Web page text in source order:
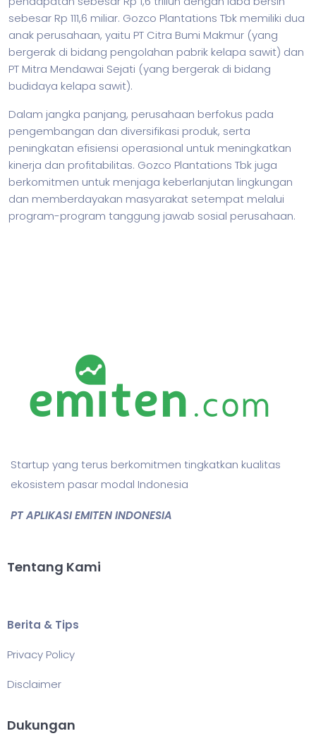
sebesar Rp 111,6 miliar. Gozco Plantations Tbk memiliki dua
anak perusahaan, yaitu PT Citra Bumi Makmur (yang
bergerak di bidang pengolahan pabrik kelapa sawit) dan
PT Mitra Mendawai Sejati (yang bergerak di bidang
budidaya kelapa sawit).
Dalam jangka panjang, perusahaan berfokus pada
pengembangan dan diversifikasi produk, serta
peningkatan efisiensi operasional untuk meningkatkan
kinerja dan profitabilitas. Gozco Plantations Tbk juga
berkomitmen untuk menjaga keberlanjutan lingkungan
dan memberdayakan masyarakat setempat melalui
program-program tanggung jawab sosial perusahaan.
Startup yang terus berkomitmen tingkatkan kualitas
ekosistem pasar modal Indonesia
PT APLIKASI EMITEN INDONESIA
Tentang Kami
Berita & Tips
Privacy Policy
Disclaimer
Dukungan